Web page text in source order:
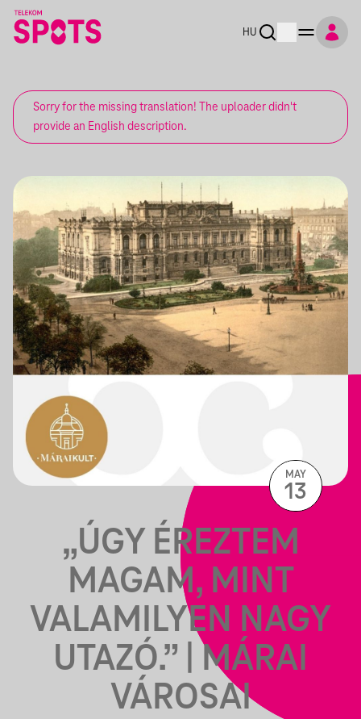
HU
Sorry for the missing translation! The uploader didn't
provide an English description.
„ÚGY ÉREZTEM
MAGAM, MINT
VALAMILYEN NAGY
UTAZÓ.” | MÁRAI
VÁROSAI
MAY
13